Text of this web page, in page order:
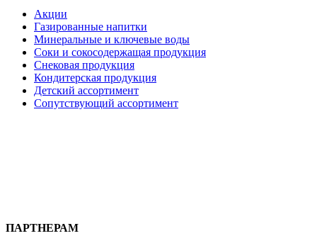
Акции
Газированные напитки
Минеральные и ключевые воды
Соки и сокосодержащая продукция
Снековая продукция
Кондитерская продукция
Детский ассортимент
Сопутствующий ассортимент
ПАРТНЕРАМ